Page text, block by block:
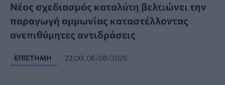
Νέος σχεδιασμός καταλύτη βελτιώνει την
παραγωγή αμμωνίας καταστέλλοντας
ανεπιθύμητες αντιδράσεις
ΕΠΙΣΤΉΜΗ 22:00, 06/08/2026